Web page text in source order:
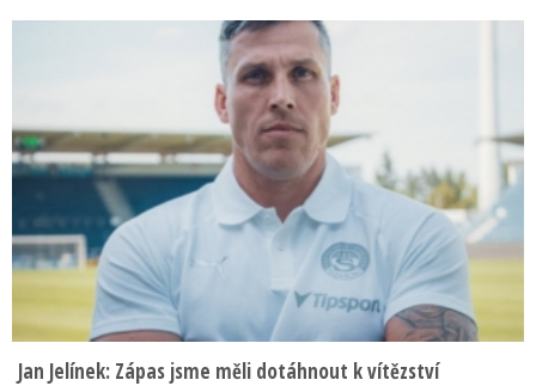
Jan Jelínek: Zápas jsme měli dotáhnout k vítězství